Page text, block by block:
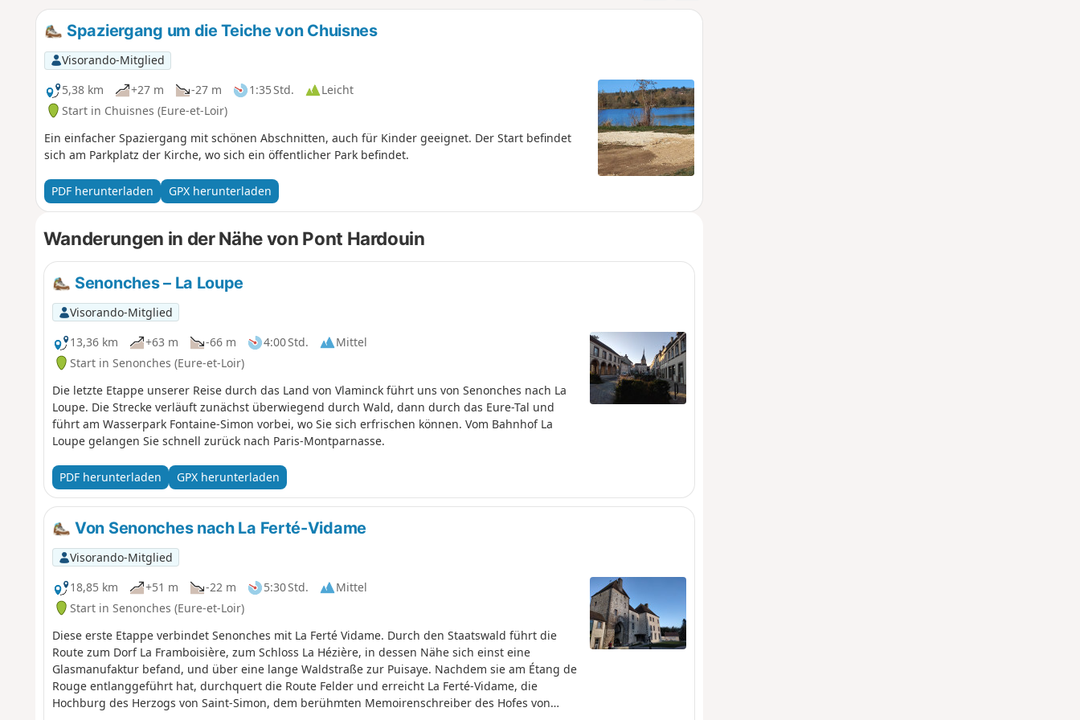
Spaziergang um die Teiche von Chuisnes
Visorando-Mitglied
5,38 km
+27 m -27 m 1:35 Std.
Leicht
Start in Chuisnes (Eure-et-Loir)
Ein einfacher Spaziergang mit schönen Abschnitten, auch für Kinder geeignet. Der Start befindet
sich am Parkplatz der Kirche, wo sich ein öffentlicher Park befindet.
PDF herunterladen GPX herunterladen
Wanderungen in der Nähe von Pont Hardouin
Senonches – La Loupe
Visorando-Mitglied
13,36 km
+63 m -66 m 4:00 Std.
Mittel
Start in Senonches (Eure-et-Loir)
Die letzte Etappe unserer Reise durch das Land von Vlaminck führt uns von Senonches nach La
Loupe. Die Strecke verläuft zunächst überwiegend durch Wald, dann durch das Eure-Tal und
führt am Wasserpark Fontaine-Simon vorbei, wo Sie sich erfrischen können. Vom Bahnhof La
Loupe gelangen Sie schnell zurück nach Paris-Montparnasse.
PDF herunterladen GPX herunterladen
Von Senonches nach La Ferté-Vidame
Visorando-Mitglied
18,85 km
+51 m -22 m 5:30 Std.
Mittel
Start in Senonches (Eure-et-Loir)
Diese erste Etappe verbindet Senonches mit La Ferté Vidame. Durch den Staatswald führt die
Route zum Dorf La Framboisière, zum Schloss La Hézière, in dessen Nähe sich einst eine
Glasmanufaktur befand, und über eine lange Waldstraße zur Puisaye. Nachdem sie am Étang de
Rouge entlanggeführt hat, durchquert die Route Felder und erreicht La Ferté-Vidame, die
Hochburg des Herzogs von Saint-Simon, dem berühmten Memoirenschreiber des Hofes von